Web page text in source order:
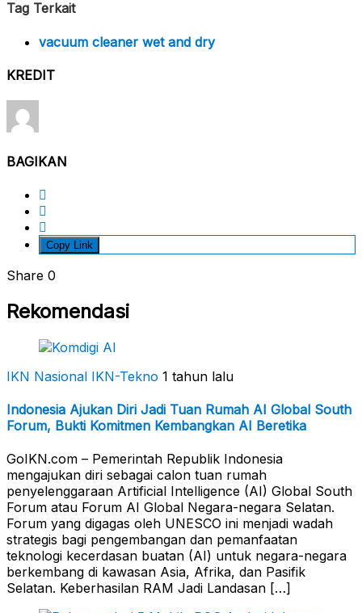
Tag Terkait
vacuum cleaner wet and dry
KREDIT
BAGIKAN
Copy Link
Share 0
Rekomendasi
IKN Nasional IKN-Tekno 1 tahun lalu
Indonesia Ajukan Diri Jadi Tuan Rumah AI Global South
Forum, Bukti Komitmen Kembangkan AI Beretika
GoIKN.com – Pemerintah Republik Indonesia
mengajukan diri sebagai calon tuan rumah
penyelenggaraan Artificial Intelligence (AI) Global South
Forum atau Forum AI Global Negara-negara Selatan.
Forum yang digagas oleh UNESCO ini menjadi wadah
strategis bagi pengembangan dan pemanfaatan
teknologi kecerdasan buatan (AI) untuk negara-negara
berkembang di kawasan Asia, Afrika, dan Pasifik
Selatan. Keberhasilan RAM Jadi Landasan […]